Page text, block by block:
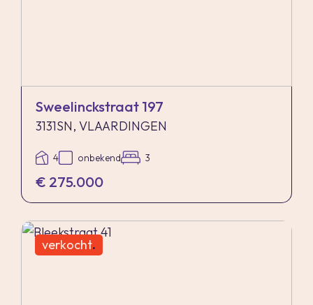
Sweelinckstraat 197
3131SN, VLAARDINGEN
4 onbekend 3
€ 275.000
verkocht.